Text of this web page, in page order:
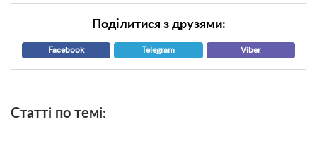
Поділитися з друзями:
Facebook Telegram Viber
Статті по темі: